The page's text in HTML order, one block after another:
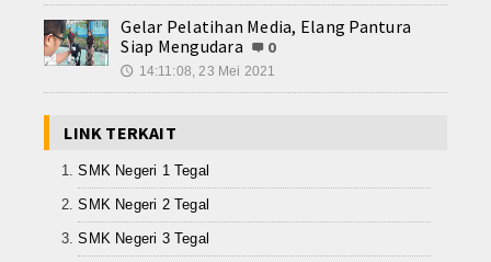
Gelar Pelatihan Media, Elang Pantura
Siap Mengudara
0
🕔 14:11:08, 23 Mei 2021
LINK TERKAIT
SMK Negeri 1 Tegal
SMK Negeri 2 Tegal
SMK Negeri 3 Tegal